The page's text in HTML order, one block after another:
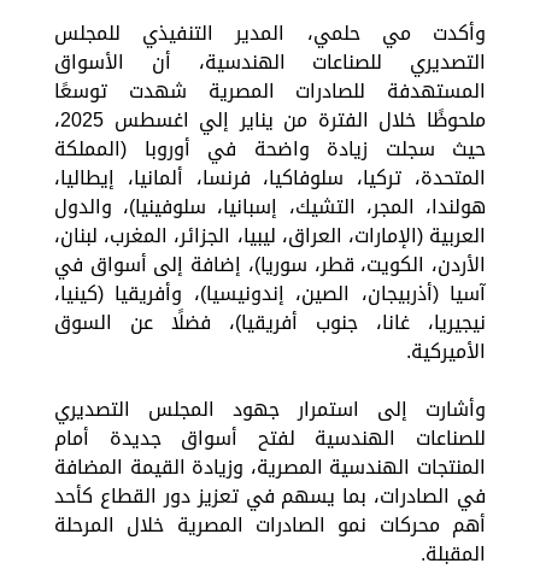
وأكدت مي حلمي، المدير التنفيذي للمجلس
التصديري للصناعات الهندسية، أن الأسواق
المستهدفة للصادرات المصرية شهدت توسعًا
ملحوظًا خلال الفترة من يناير إلي اغسطس 2025،
حيث سجلت زيادة واضحة في أوروبا (المملكة
المتحدة، تركيا، سلوفاكيا، فرنسا، ألمانيا، إيطاليا،
هولندا، المجر، التشيك، إسبانيا، سلوفينيا)، والدول
العربية (الإمارات، العراق، ليبيا، الجزائر، المغرب، لبنان،
الأردن، الكويت، قطر، سوريا)، إضافة إلى أسواق في
آسيا (أذربيجان، الصين، إندونيسيا)، وأفريقيا (كينيا،
نيجيريا، غانا، جنوب أفريقيا)، فضلًا عن السوق
الأميركية.
وأشارت إلى استمرار جهود المجلس التصديري
للصناعات الهندسية لفتح أسواق جديدة أمام
المنتجات الهندسية المصرية، وزيادة القيمة المضافة
في الصادرات، بما يسهم في تعزيز دور القطاع كأحد
أهم محركات نمو الصادرات المصرية خلال المرحلة
المقبلة.